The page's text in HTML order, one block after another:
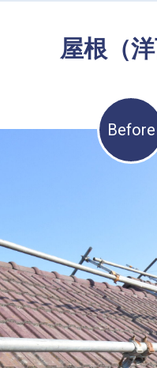
屋根（洋
Before